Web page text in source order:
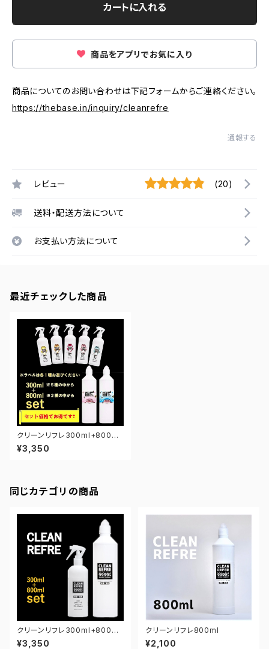
カートに入れる
商品をアプリでお気に入り
商品についてのお問い合わせは下記フォームからご連絡ください。
https://thebase.in/inquiry/cleanrefre
通報する
レビュー (20)
送料・配送方法について
お支払い方法について
最近チェックした商品
クリーンリフレ300ml+800ml
セット（レオパ）【お得】【選べる1
0種類】
¥3,350
同じカテゴリの商品
クリーンリフレ300ml+800ml
セット【お得】
¥3,350
クリーンリフレ800ml
¥2,100